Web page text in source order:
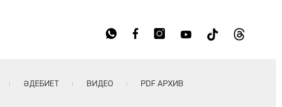
ӘДЕБИЕТ ВИДЕО PDF АРХИВ